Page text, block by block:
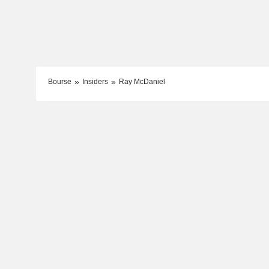
Bourse Insiders Ray McDaniel